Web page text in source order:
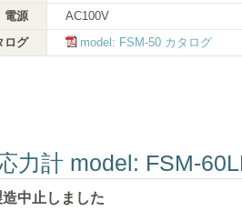
電源
AC100V
ログ
model: FSM-50 カタログ
力計 model: FSM-
中止しました